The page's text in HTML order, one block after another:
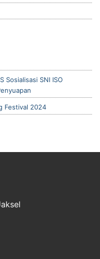
Sosialisasi SNI ISO
Festival 2024